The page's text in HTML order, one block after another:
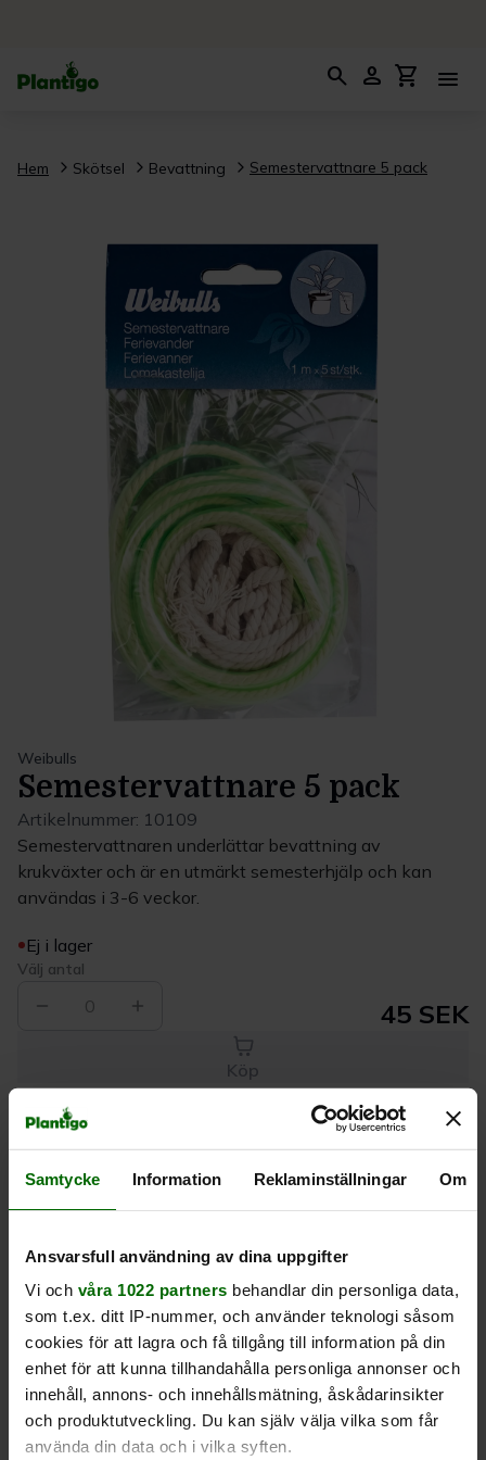
Samtycke Information Reklaminställningar Om
Ansvarsfull användning av dina uppgifter
Vi och våra 1022 partners behandlar din personliga data,
som t.ex. ditt IP-nummer, och använder teknologi såsom
cookies för att lagra och få tillgång till information på din
enhet för att kunna tillhandahålla personliga annonser och
innehåll, annons- och innehållsmätning, åskådarinsikter
och produktutveckling. Du kan själv välja vilka som får
använda din data och i vilka syften.
search person shopping_cart menu
Hem Skötsel Bevattning Semestervattnare 5 pack
Weibulls
Semestervattnare 5 pack
Artikelnummer: 10109
Semestervattnaren underlättar bevattning av
krukväxter och är en utmärkt semesterhjälp och kan
användas i 3-6 veckor.
Ej i lager
Välj antal
0 45 SEK
Köp
3 dagar
rätt pris
en leverans
Beskrivning
Produktrecensioner